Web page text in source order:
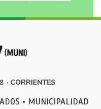
• MUNICIPALIDAD